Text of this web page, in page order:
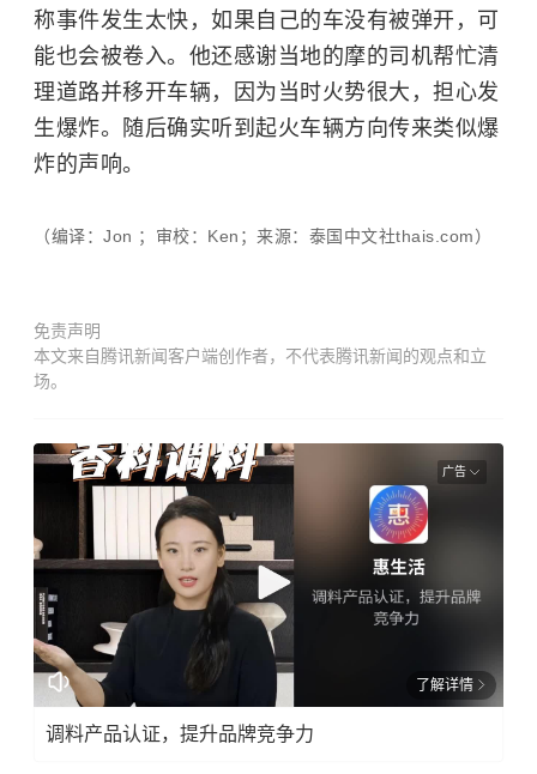
称事件发生太快，如果自己的车没有被弹开，可
能也会被卷入。他还感谢当地的摩的司机帮忙清
理道路并移开车辆，因为当时火势很大，担心发
生爆炸。随后确实听到起火车辆方向传来类似爆
炸的声响。
（编译：Jon ；审校：Ken；来源：泰国中文社thais.com）
免责声明
本文来自腾讯新闻客户端创作者，不代表腾讯新闻的观点和立
场。
广告
了解详情
调料产品认证，提升品牌竞争力